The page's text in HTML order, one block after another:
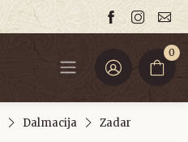
0
Dalmacija Zadar